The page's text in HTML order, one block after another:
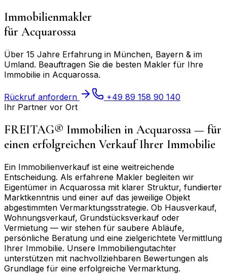
Immobilienmakler
für Acquarossa
Über 15 Jahre Erfahrung in München, Bayern & im
Umland. Beauftragen Sie die besten Makler für Ihre
Immobilie in Acquarossa.
Rückruf anfordern
+49 89 158 90 140
Ihr Partner vor Ort
FREITAG® Immobilien in Acquarossa — für
einen erfolgreichen Verkauf Ihrer Immobilie
Ein Immobilienverkauf ist eine weitreichende
Entscheidung. Als erfahrene Makler begleiten wir
Eigentümer in Acquarossa mit klarer Struktur, fundierter
Marktkenntnis und einer auf das jeweilige Objekt
abgestimmten Vermarktungsstrategie. Ob Hausverkauf,
Wohnungsverkauf, Grundstücksverkauf oder
Vermietung — wir stehen für saubere Abläufe,
persönliche Beratung und eine zielgerichtete Vermittlung
Ihrer Immobilie. Unsere Immobiliengutachter
unterstützen mit nachvollziehbaren Bewertungen als
Grundlage für eine erfolgreiche Vermarktung.